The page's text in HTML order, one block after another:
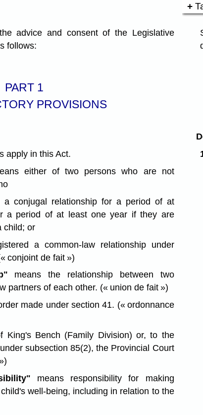
advice and consent of the Legislative
follows:
PART 1
PROVISIONS
apply in this Act.
either of two persons who are not
a conjugal relationship for a period of at
a period of at least one year if they are
child; or
a common-law relationship under
conjoint de fait »)
means the relationship between two
partners of each other. (« union de fait »)
made under section 41. (« ordonnance
King's Bench (Family Division) or, to the
subsection 85(2), the Provincial Court
means responsibility for making
well-being, including in relation to the